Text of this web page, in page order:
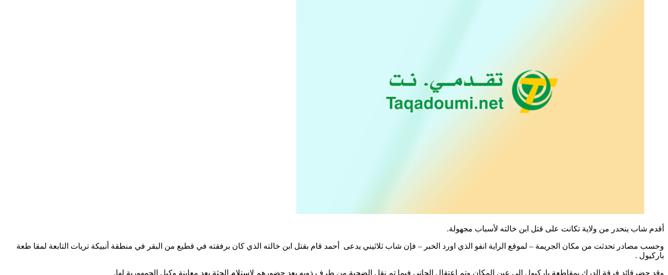
أقدم شاب ينحدر من ولاية تكانت على قتل ابن خالته لأسباب مجهولة.
وحسب مصادر تحدثت من مكان الجريمة – لموقع الراية انفو الذي اورد الخبر – فإن شاب ثلاثيني يدعى أحمد قام بقتل ابن خالته الذي كان برفقته في قطيع من البقر في منطقة أنبيكة تريات التابعة لمقا طعة
باركيول .
وقد حضرقائد فرقة الدرك بمقاطعة باركيول إلى عين المكان وتم اعتقال الجاني فيما تم نقل الضحية من طرف ذويه بعد حضورهم لاستلام الجثة بعد معاينة وكيل الجمهورية لها.